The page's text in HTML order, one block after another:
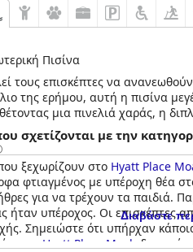
Πισίνα
τους επισκέπτες να
της ερήμου, αυτή η πισίνα
μια πινελιά χαράς, η
πίδακες νερού.
εδώ. Παράλληλα με το
και καταπραϋντική
ημέρας. Είτε επιλέξετε να
και χαλάρωσης.
σχετίζονται με την
ξεχωρίζουν στο Hyatt Place
φτιαγμένος με υπέροχη θέα
για να τρέχουν τα
ήταν υπέροχος. Οι επισκέπτες
Σημειώστε ότι υπήρχαν
το Hyatt Place Moab δεν
Διαβάστε